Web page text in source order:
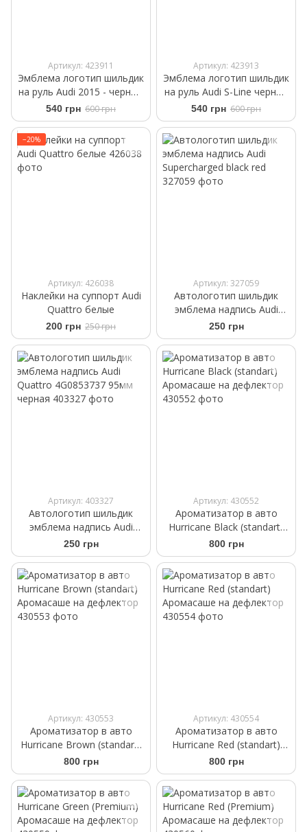
Артикул: 423911
Эмблема логотип шильдик
на руль Audi 2015 - черный
глянец
540 грн 600 грн
Артикул: 423913
Эмблема логотип шильдик
на руль Audi S-Line черный
глянец
540 грн 600 грн
−20%
Артикул: 426038
Наклейки на суппорт Audi
Quattro белые
200 грн 250 грн
Артикул: 327059
Автологотип шильдик
эмблема надпись Audi
Supercharged black red
250 грн
Артикул: 403327
Автологотип шильдик
эмблема надпись Audi
Quattro 4G0853737 95мм
черная
250 грн
Артикул: 430552
Ароматизатор в авто
Hurricane Black (standart)
Аромасаше на дефлектор
800 грн
Артикул: 430553
Ароматизатор в авто
Hurricane Brown (standart)
Аромасаше на дефлектор
800 грн
Артикул: 430554
Ароматизатор в авто
Hurricane Red (standart)
Аромасаше на дефлектор
800 грн